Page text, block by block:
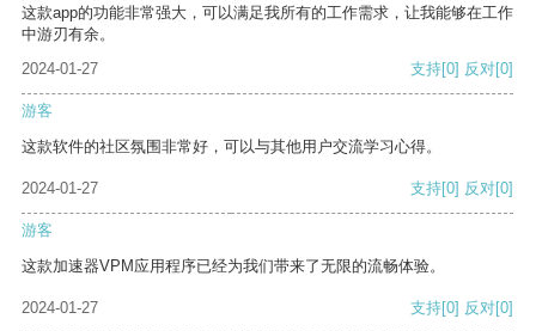
这款app的功能非常强大，可以满足我所有的工作需求，让我能够在工作
中游刃有余。
2024-01-27
支持[0] 反对[0]
游客
这款软件的社区氛围非常好，可以与其他用户交流学习心得。
2024-01-27 支持[0] 反对[0]
游客
这款加速器VPM应用程序已经为我们带来了无限的流畅体验。
2024-01-27 支持[0] 反对[0]